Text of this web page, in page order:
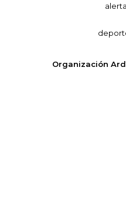
Organización